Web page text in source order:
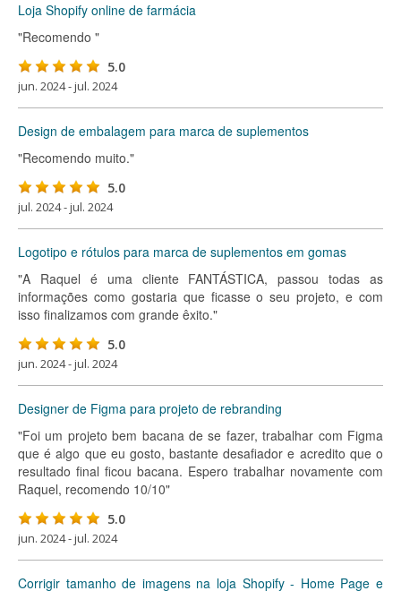
Loja Shopify online de farmácia
"Recomendo "
5.0
jun. 2024 - jul. 2024
Design de embalagem para marca de suplementos
"Recomendo muito."
5.0
jul. 2024 - jul. 2024
Logotipo e rótulos para marca de suplementos em gomas
"A Raquel é uma cliente FANTÁSTICA, passou todas as
informações como gostaria que ficasse o seu projeto, e com
isso finalizamos com grande êxito."
5.0
jun. 2024 - jul. 2024
Designer de Figma para projeto de rebranding
"Foi um projeto bem bacana de se fazer, trabalhar com Figma
que é algo que eu gosto, bastante desafiador e acredito que o
resultado final ficou bacana. Espero trabalhar novamente com
Raquel, recomendo 10/10"
5.0
jun. 2024 - jul. 2024
Corrigir tamanho de imagens na loja Shopify - Home Page e